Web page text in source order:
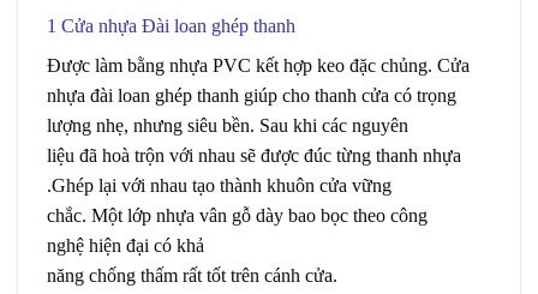
1 Cửa nhựa Đài loan ghép thanh
Được làm bằng nhựa PVC kết hợp keo đặc chủng. Cửa
nhựa đài loan ghép thanh giúp cho thanh cửa có trọng
lượng nhẹ, nhưng siêu bền. Sau khi các nguyên
liệu đã hoà trộn với nhau sẽ được đúc từng thanh nhựa
.Ghép lại với nhau tạo thành khuôn cửa vững
chắc. Một lớp nhựa vân gỗ dày bao bọc theo công
nghệ hiện đại có khả
năng chống thấm rất tốt trên cánh cửa.